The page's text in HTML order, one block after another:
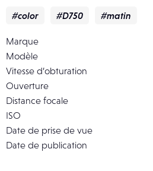
#color #D750 #matin
Marque
Modèle
Vitesse d’obturation
Ouverture
Distance focale
ISO
Date de prise de vue
Date de publication